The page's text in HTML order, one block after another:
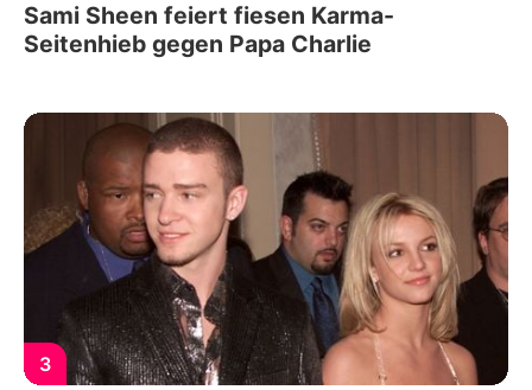
Sami Sheen feiert fiesen Karma-
Seitenhieb gegen Papa Charlie
3